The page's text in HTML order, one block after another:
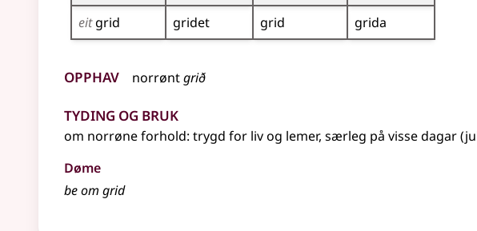
eitgrid gridet grid grida
Opphav norrøntgrið
Tyding og bruk
om norrøneforhold: trygd for liv og lemer, særleg på visse dagar
Døme
be om grid